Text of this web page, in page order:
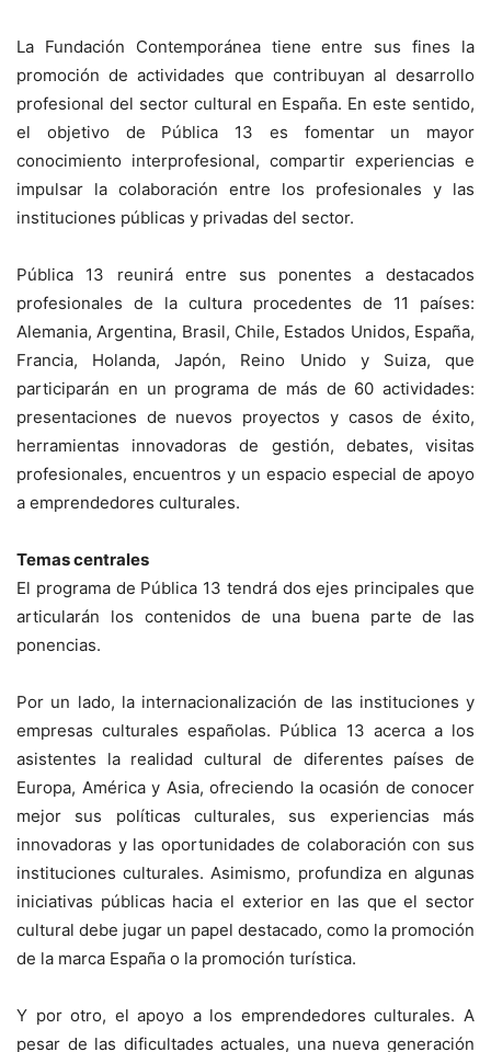
La Fundación Contemporánea tiene entre sus fines la
promoción de actividades que contribuyan al desarrollo
profesional del sector cultural en España. En este sentido,
el objetivo de Pública 13 es fomentar un mayor
conocimiento interprofesional, compartir experiencias e
impulsar la colaboración entre los profesionales y las
instituciones públicas y privadas del sector.
Pública 13 reunirá entre sus ponentes a destacados
profesionales de la cultura procedentes de 11 países:
Alemania, Argentina, Brasil, Chile, Estados Unidos, España,
Francia, Holanda, Japón, Reino Unido y Suiza, que
participarán en un programa de más de 60 actividades:
presentaciones de nuevos proyectos y casos de éxito,
herramientas innovadoras de gestión, debates, visitas
profesionales, encuentros y un espacio especial de apoyo
a emprendedores culturales.
Temas centrales
El programa de Pública 13 tendrá dos ejes principales que
articularán los contenidos de una buena parte de las
ponencias.
Por un lado, la internacionalización de las instituciones y
empresas culturales españolas. Pública 13 acerca a los
asistentes la realidad cultural de diferentes países de
Europa, América y Asia, ofreciendo la ocasión de conocer
mejor sus políticas culturales, sus experiencias más
innovadoras y las oportunidades de colaboración con sus
instituciones culturales. Asimismo, profundiza en algunas
iniciativas públicas hacia el exterior en las que el sector
cultural debe jugar un papel destacado, como la promoción
de la marca España o la promoción turística.
Y por otro, el apoyo a los emprendedores culturales. A
pesar de las dificultades actuales, una nueva generación